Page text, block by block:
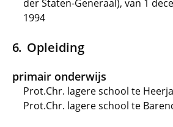
der Staten-Generaal), van 1
1994
Opleiding
primair onderwijs
Prot.Chr. lagere school te
Prot.Chr. lagere school te